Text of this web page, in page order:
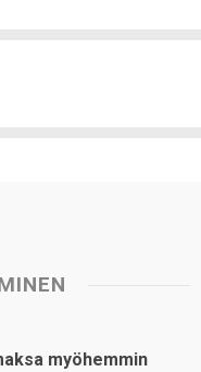
myöhemmin